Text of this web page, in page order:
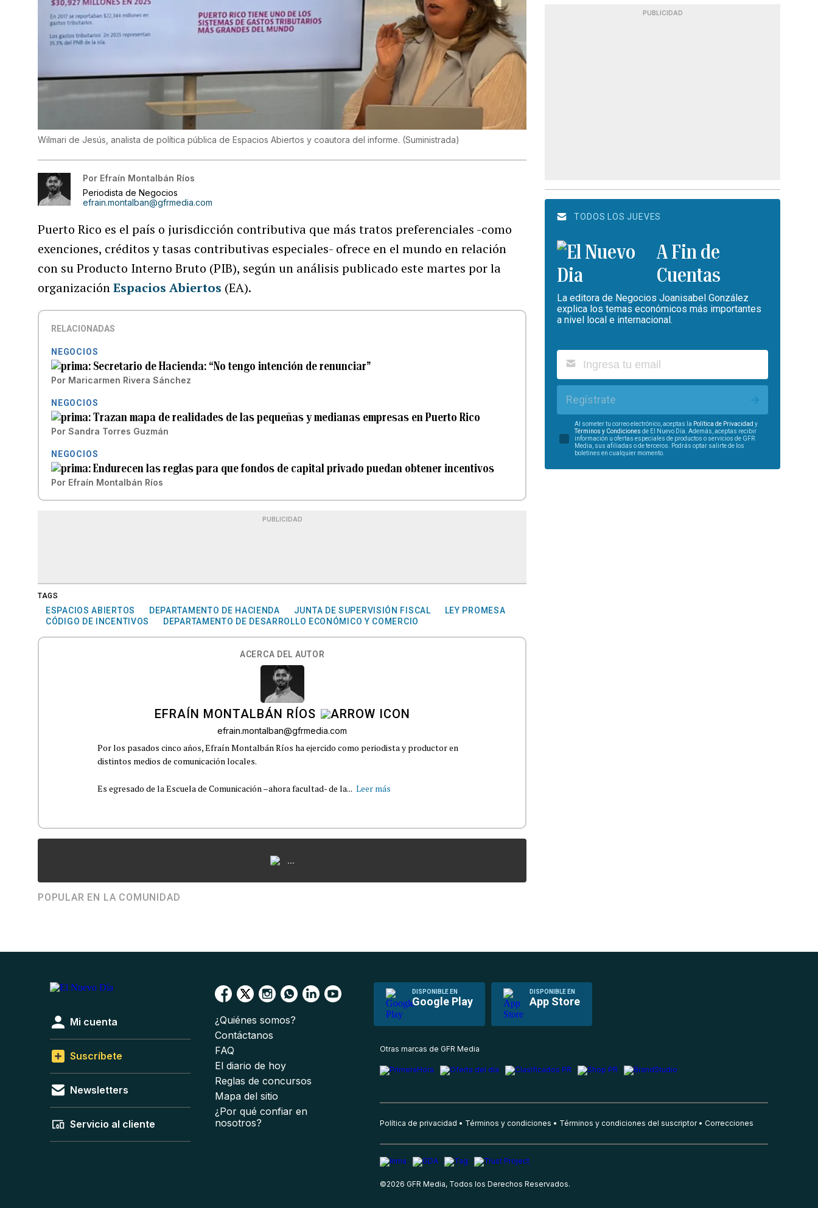
Wilmari de Jesús, analista de política pública de Espacios Abiertos y coautora del informe. (Suministrada)
Por Efraín Montalbán Ríos
Periodista de Negocios
efrain.montalban@gfrmedia.com
Puerto Rico es el país o jurisdicción contributiva que más tratos preferenciales -como
exenciones, créditos y tasas contributivas especiales- ofrece en el mundo en relación
con su Producto Interno Bruto (PIB), según un análisis publicado este martes por la
organizaciónEspacios Abiertos (EA).
RELACIONADAS
NEGOCIOS
Secretario de Hacienda: “No tengo intención de renunciar”
Por Maricarmen Rivera Sánchez
NEGOCIOS
Trazan mapa de realidades de las pequeñas y medianas empresas en Puerto Rico
Por Sandra Torres Guzmán
NEGOCIOS
Endurecen las reglas para que fondos de capital privado puedan obtener incentivos
Por Efraín Montalbán Ríos
PUBLICIDAD
TAGS
ESPACIOS ABIERTOS DEPARTAMENTO DE HACIENDA JUNTA DE SUPERVISIÓN FISCAL
LEY PROMESA
CÓDIGO DE INCENTIVOS
DEPARTAMENTO DE DESARROLLO ECONÓMICO Y COMERCIO
ACERCA DEL AUTOR
EFRAÍN MONTALBÁN RÍOS
efrain.montalban@gfrmedia.com
Por los pasados cinco años, Efraín Montalbán Ríos ha ejercido como periodista y productor en
distintos medios de comunicación locales.
Es egresado de la Escuela de Comunicación –ahora facultad- de la... Leer más
...
POPULAR EN LA COMUNIDAD
PUBLICIDAD
TODOS LOS JUEVES
A Fin de
Cuentas
La editora de Negocios Joanisabel González
explica los temas económicos más importantes
a nivel local e internacional.
Regístrate
Al someter tu correo electrónico, aceptas la Política de Privacidad y
Términos y Condiciones de El Nuevo Día. Además, aceptas recibir
información u ofertas especiales de productos o servicios de GFR
Media, sus afiliadas o de terceros. Podrás optar salirte de los
boletines en cualquier momento.
DISPONIBLE EN
Google Play
DISPONIBLE EN
App Store
Mi cuenta
Suscríbete
Newsletters
Servicio al cliente
¿Quiénes somos?
Contáctanos
FAQ
El diario de hoy
Reglas de concursos
Mapa del sitio
¿Por qué confiar en
nosotros?
Otras marcas de GFR Media
Política de privacidad Términos y condiciones Términos y condiciones del suscriptor Correcciones
©2026 GFR Media, Todos los Derechos Reservados.